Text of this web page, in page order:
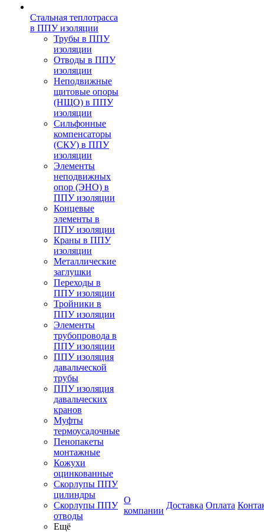
Стальная теплотрасса
в ППУ изоляции
Трубы в ППУ
изоляции
Отводы в ППУ
изоляции
Неподвижные
щитовые опоры
(НЩО) в ППУ
изоляции
Cильфонные
компенсаторы
(СКУ) в ППУ
изоляции
Элементы
неподвижных
опор (ЭНО) в
ППУ изоляции
Концевые
элементы в
ППУ изоляции
Краны в ППУ
изоляции
Металлические
заглушки
Переходы в
ППУ изоляции
Тройники в
ППУ изоляции
Элементы
трубопровода в
ППУ изоляции
ППУ изоляция
давальческой
трубы
ППУ изоляция
давальческих
кранов
Муфты
термоусадочные
Пенопакеты
монтажные
Кожухи
оцинкованные
Скорлупы ППУ
цилиндры
Скорлупы ППУ
отводы
Ещё
О
компании
Доставка Оплата